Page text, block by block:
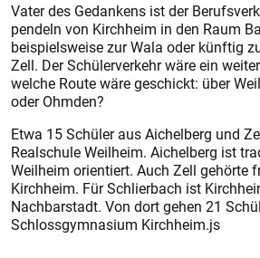
Vater des Gedankens ist der
pendeln von Kirchheim in den Raum
beispielsweise zur Wala oder künftig
Zell. Der Schülerverkehr wäre ein
welche Route wäre geschickt: über
oder Ohmden?
Etwa 15 Schüler aus Aichelberg und
Realschule Weilheim. Aichelberg ist
Weilheim orientiert. Auch Zell gehörte
Kirchheim. Für Schlierbach ist
Nachbarstadt. Von dort gehen 21
Schlossgymnasium Kirchheim.js